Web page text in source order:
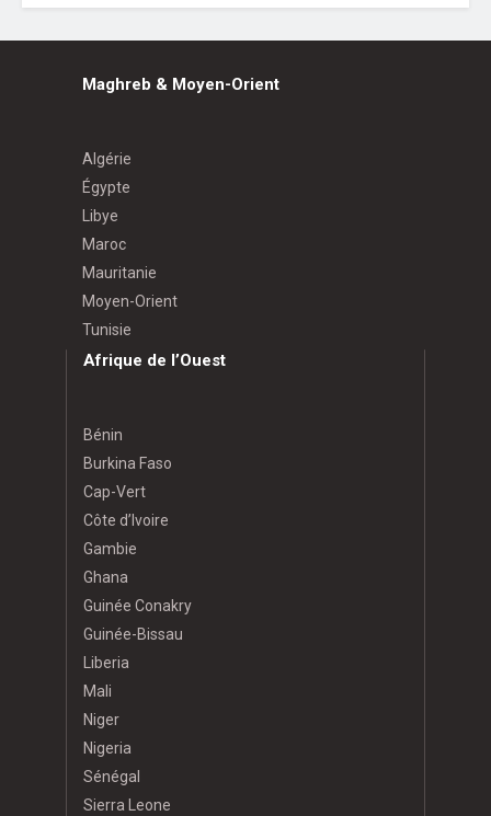
Maghreb & Moyen-Orient
Algérie
Égypte
Libye
Maroc
Mauritanie
Moyen-Orient
Tunisie
Afrique de l’Ouest
Bénin
Burkina Faso
Cap-Vert
Côte d’Ivoire
Gambie
Ghana
Guinée Conakry
Guinée-Bissau
Liberia
Mali
Niger
Nigeria
Sénégal
Sierra Leone